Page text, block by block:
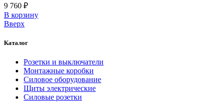
9 760 ₽
В корзинy
Вверх
Каталог
Розетки и выключатели
Монтажные коробки
Силовое оборудование
Щиты электрические
Силовые розетки